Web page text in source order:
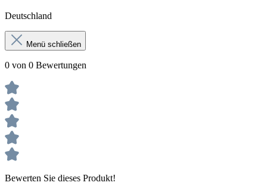
Deutschland
Menü schließen
0 von 0 Bewertungen
Bewerten Sie dieses Produkt!